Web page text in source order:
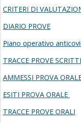
CRITERI DI
DIARIO PROVE
Piano operativo
TRACCE PROVE
AMMESSI PROVA
ESITI PROVA ORALE
TRACCE PROVE ORALI